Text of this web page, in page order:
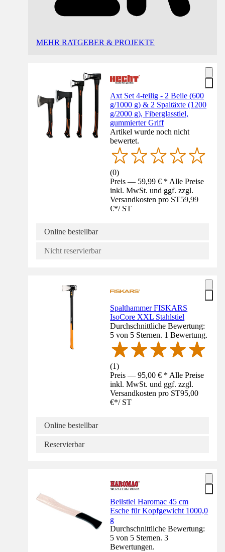
MEHR RATGEBER & PROJEKTE
Axt Set 4-teilig - 2 Beile (600
g/1000 g) & 2 Spaltäxte (1200
g/2000 g), Fiberglasstiel,
gummierter Griff
Artikel wurde noch nicht
bewertet.
(0)
Preis — 59,99 € * Alle Preise
inkl. MwSt. und ggf. zzgl.
Versandkosten pro ST59,99
€*/ ST
Online bestellbar
Nicht reservierbar
Spalthammer FISKARS
IsoCore XXL Stahlstiel
Durchschnittliche Bewertung:
5 von 5 Sternen. 1 Bewertung.
(1)
Preis — 95,00 € * Alle Preise
inkl. MwSt. und ggf. zzgl.
Versandkosten pro ST95,00
€*/ ST
Online bestellbar
Reservierbar
Beilstiel Haromac 45 cm
Esche für Kopfgewicht 1000,0
g
Durchschnittliche Bewertung:
5 von 5 Sternen. 3
Bewertungen.